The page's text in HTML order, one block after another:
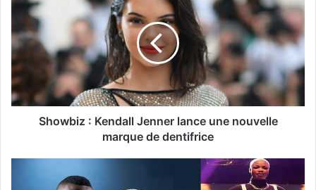
Showbiz : Kendall Jenner lance une nouvelle
marque de dentifrice